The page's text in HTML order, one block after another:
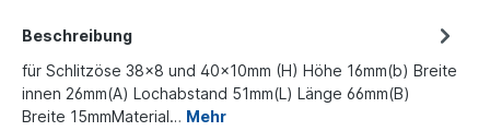
Beschreibung
für Schlitzöse 38x8 und 40x10mm (H) Höhe 16mm(b) Breite
innen 26mm(A) Lochabstand 51mm(L) Länge 66mm(B)
Breite 15mmMaterial… Mehr